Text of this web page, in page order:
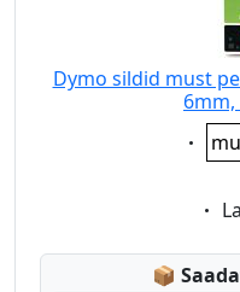
Dymo sildid must
📦